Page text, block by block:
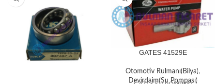
GATES 41529E
Otomotiv Rulmanı(Bilya),
Devirdaim(Su Pompası)